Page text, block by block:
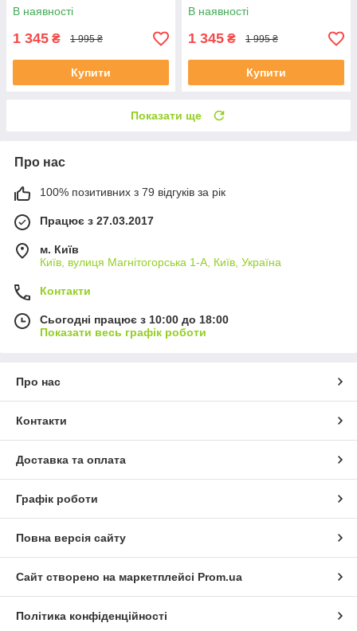
В наявності
1 345 ₴ 1 995 ₴
Купити
В наявності
1 345 ₴ 1 995 ₴
Купити
Показати ще
Про нас
100% позитивних з 79 відгуків за рік
Працює з 27.03.2017
м. Київ
Київ, вулиця Магнітогорська 1-А, Київ, Україна
Контакти
Сьогодні працює з 10:00 до 18:00
Показати весь графік роботи
Про нас
Контакти
Доставка та оплата
Графік роботи
Повна версія сайту
Сайт створено на маркетплейсі Prom.ua
Політика конфіденційності